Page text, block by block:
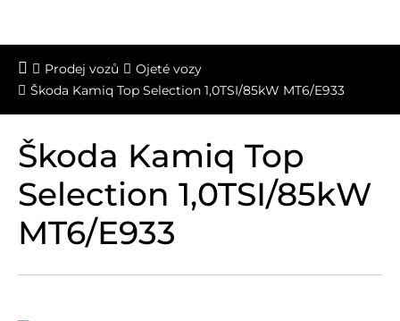
Prodej vozů
Ojeté vozy
Škoda Kamiq Top Selection 1,0TSI/85kW MT6/E933
Škoda Kamiq Top
Selection 1,0TSI/85kW
MT6/E933